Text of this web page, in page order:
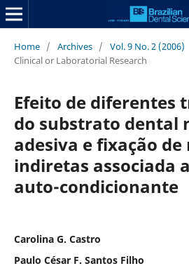
Home / Archives / Vol. 9 No. 2 (2006)
Clinical or Laboratorial Research
Efeito de diferentes
do substrato dental
adesiva e fixação
indiretas associada
auto-condicionante
Carolina G. Castro
Paulo César F. Santos Filho